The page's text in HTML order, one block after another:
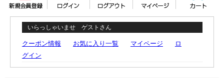
いらっしゃいませ ゲストさん
クーポン情報 お気に入り一覧 マイページ
ロ
グイン